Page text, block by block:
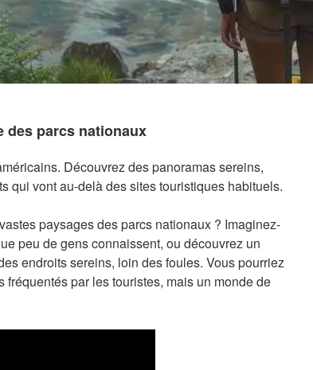
des parcs nationaux
Découvrez des panoramas sereins,
qui vont au-delà des sites touristiques habituels.
paysages des parcs nationaux ? Imaginez-
peu de gens connaissent, ou découvrez un
endroits sereins, loin des foules. Vous pourriez
par les touristes, mais un monde de